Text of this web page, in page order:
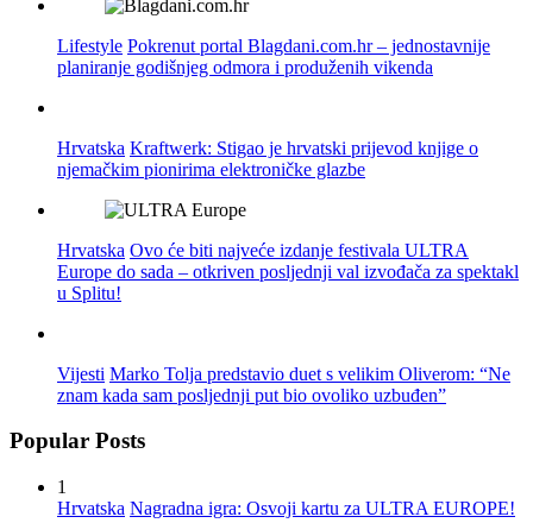
Lifestyle Pokrenut portal Blagdani.com.hr – jednostavnije
planiranje godišnjeg odmora i produženih vikenda
Hrvatska Kraftwerk: Stigao je hrvatski prijevod knjige o
njemačkim pionirima elektroničke glazbe
Hrvatska Ovo će biti najveće izdanje festivala ULTRA
Europe do sada – otkriven posljednji val izvođača za spektakl
u Splitu!
Vijesti Marko Tolja predstavio duet s velikim Oliverom: “Ne
znam kada sam posljednji put bio ovoliko uzbuđen”
Popular Posts
1
Hrvatska Nagradna igra: Osvoji kartu za ULTRA EUROPE!